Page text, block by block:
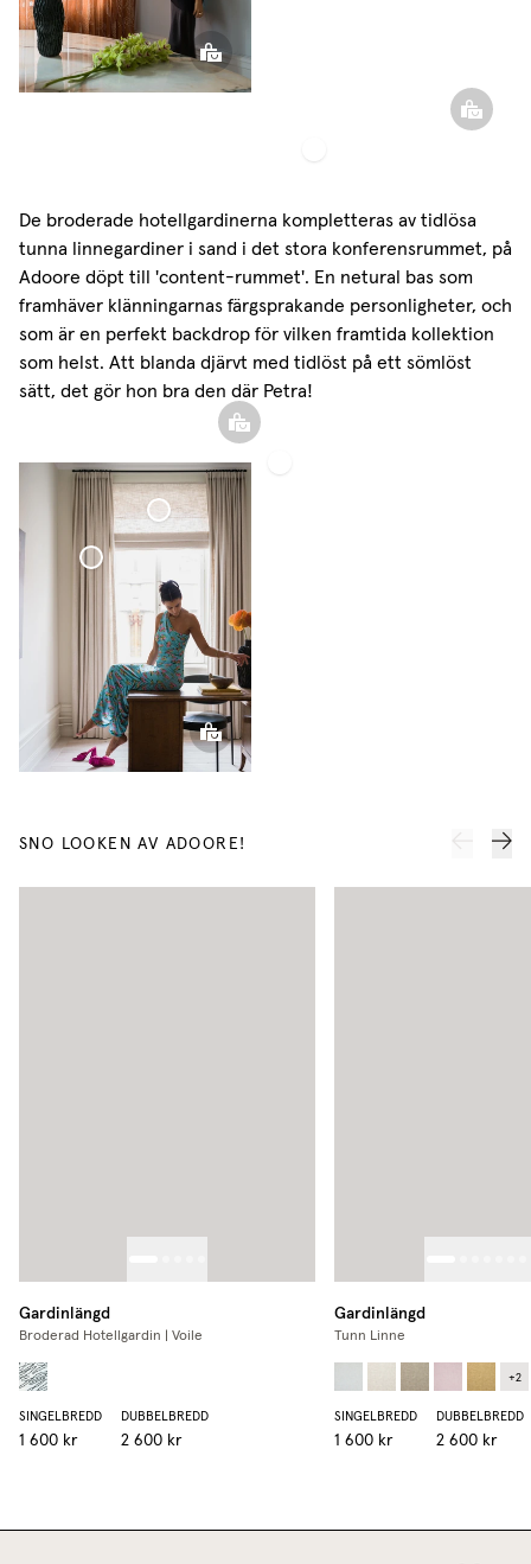
De broderade hotellgardinerna kompletteras av tidlösa
tunna linnegardiner i sand i det stora konferensrummet, på
Adoore döpt till 'content-rummet'. En netural bas som
framhäver klänningarnas färgsprakande personligheter, och
som är en perfekt backdrop för vilken framtida kollektion
som helst. Att blanda djärvt med tidlöst på ett sömlöst
sätt, det gör hon bra den där Petra!
Hissgardin
Vävd
SNO LOOKEN AV ADOORE!
Gardinlängd
Broderad Hotellgardin | Voile
SINGELBREDD
1 600 kr
DUBBELBREDD
2 600 kr
Gardinlängd
Tunn Linne
+2
SINGELBREDD
1 600 kr
DUBBELBREDD
2 600 kr